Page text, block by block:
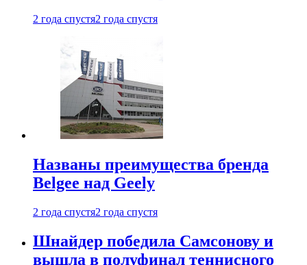
2 года спустя2 года спустя
Названы преимущества бренда
Belgee над Geely
2 года спустя2 года спустя
Шнайдер победила Самсонову и
вышла в полуфинал теннисного